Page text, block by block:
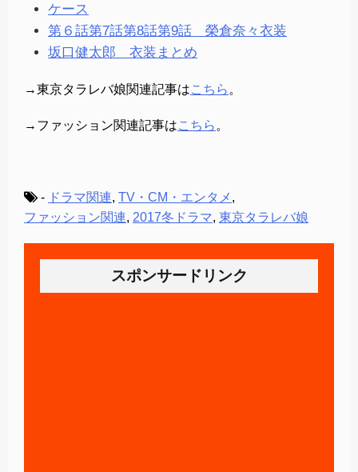
ケース
第６話第7話第8話第9話 榮倉奈々衣装
坂口健太郎 衣装まとめ
→東京タラレバ娘関連記事はこちら 。
→ファッション関連記事はこちら 。
- ドラマ関連, TV・CM・エンタメ ,
ファッション関連, 2017冬ドラマ, 東京タラレバ娘
スポンサードリンク